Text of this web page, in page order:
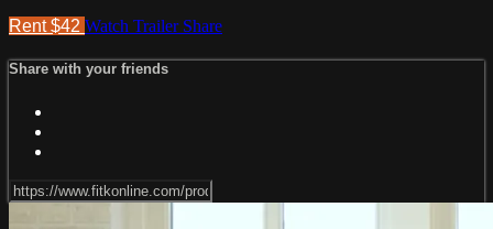
Rent $42 Watch Trailer Share
Share with your friends